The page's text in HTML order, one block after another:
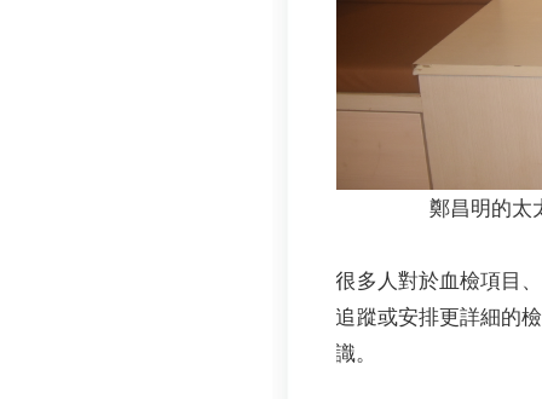
鄭昌明的太
很多人對於血檢項目
追蹤或安排更詳細的
識。